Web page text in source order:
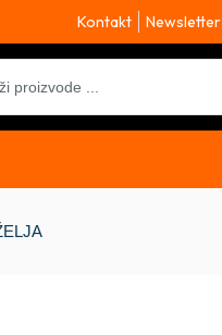
Kontakt Newsletter